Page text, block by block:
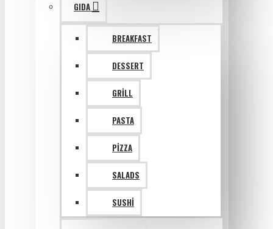
GIDA
BREAKFAST
DESSERT
GRILL
PASTA
PIZZA
SALADS
SUSHI